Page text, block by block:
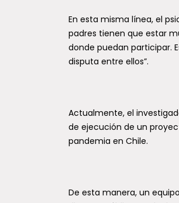
En esta misma línea, el
padres tienen que estar
donde puedan participar.
disputa entre ellos”.
Actualmente, el
de ejecución de un
pandemia en Chile.
De esta manera, un